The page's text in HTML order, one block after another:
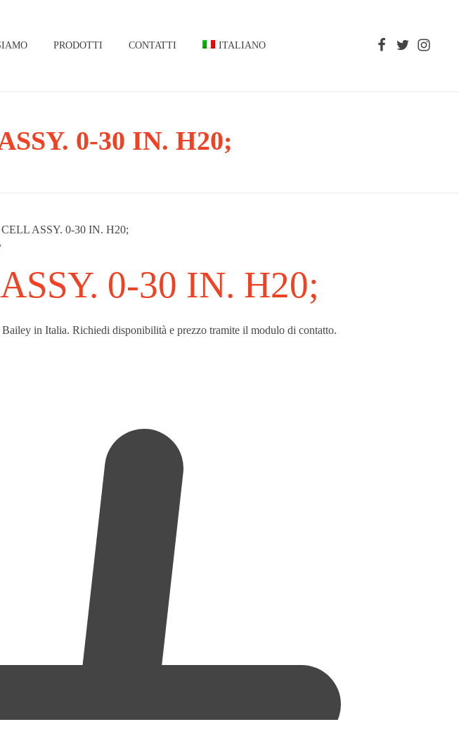
PRODOTTI CONTATTI ITALIANO
0-30 IN. H20;
ASSY. 0-30 IN. H20;
0-30 IN. H20;
in Italia. Richiedi disponibilità e prezzo tramite il modulo di contatto.